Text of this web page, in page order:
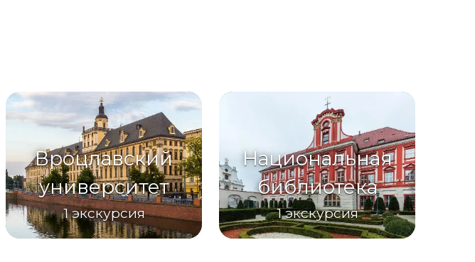
Вроцлавский
университет
1 экскурсия
Национальная
библиотека
1 экскурсия